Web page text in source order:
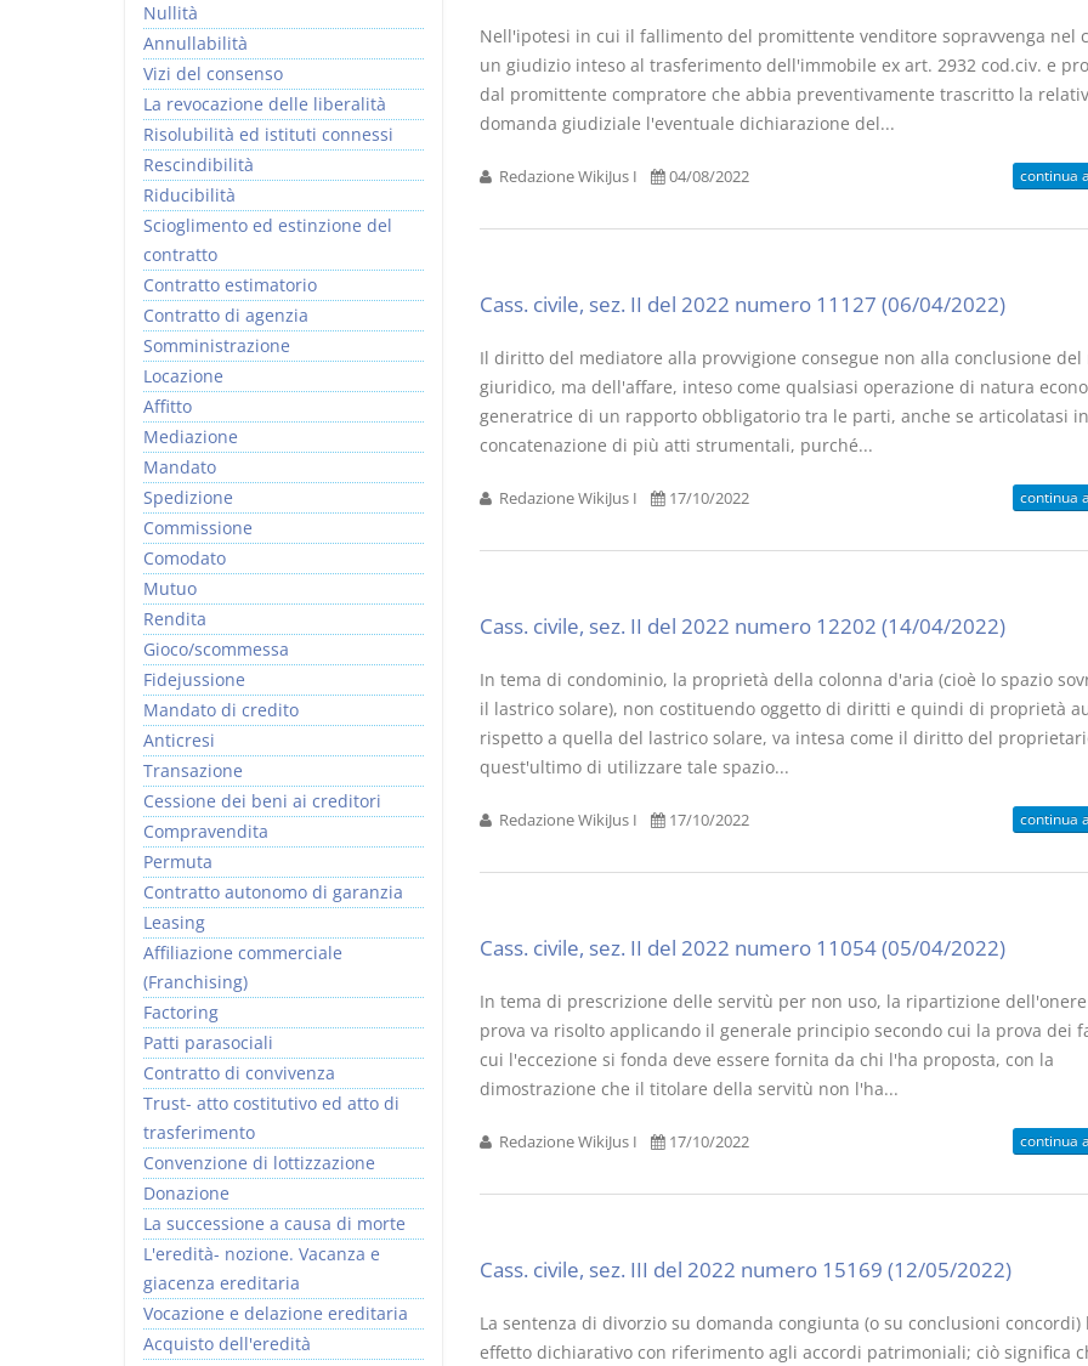
Nell'ipotesi in cui il fallimento del promittente venditore sopravvenga nel
un giudizio inteso al trasferimento dell'immobile ex art. 2932 cod.civ. e
dal promittente compratore che abbia preventivamente trascritto la
domanda giudiziale l'eventuale dichiarazione del...
Redazione WikiJus I 04/08/2022 continua
Cass. civile, sez. II del 2022 numero 11127 (06/04/2022)
Il diritto del mediatore alla provvigione consegue non alla conclusione del
giuridico, ma dell'affare, inteso come qualsiasi operazione di natura
generatrice di un rapporto obbligatorio tra le parti, anche se articolatasi
concatenazione di più atti strumentali, purché...
Redazione WikiJus I 17/10/2022 continua
Cass. civile, sez. II del 2022 numero 12202 (14/04/2022)
In tema di condominio, la proprietà della colonna d'aria (cioè lo spazio
il lastrico solare), non costituendo oggetto di diritti e quindi di proprietà
rispetto a quella del lastrico solare, va intesa come il diritto del
quest'ultimo di utilizzare tale spazio...
Redazione WikiJus I 17/10/2022 continua
Cass. civile, sez. II del 2022 numero 11054 (05/04/2022)
In tema di prescrizione delle servitù per non uso, la ripartizione
prova va risolto applicando il generale principio secondo cui la prova dei
cui l'eccezione si fonda deve essere fornita da chi l'ha proposta, con la
dimostrazione che il titolare della servitù non l'ha...
Redazione WikiJus I 17/10/2022 continua
Cass. civile, sez. III del 2022 numero 15169 (12/05/2022)
La sentenza di divorzio su domanda congiunta (o su conclusioni concordi)
effetto dichiarativo con riferimento agli accordi patrimoniali; ciò significa
Nullità
Annullabilità
Vizi del consenso
La revocazione delle liberalità
Risolubilità ed istituti connessi
Rescindibilità
Riducibilità
Scioglimento ed estinzione del
contratto
Contratto estimatorio
Contratto di agenzia
Somministrazione
Locazione
Affitto
Mediazione
Mandato
Spedizione
Commissione
Comodato
Mutuo
Rendita
Gioco/scommessa
Fidejussione
Mandato di credito
Anticresi
Transazione
Cessione dei beni ai creditori
Compravendita
Permuta
Contratto autonomo di garanzia
Leasing
Affiliazione commerciale
(Franchising)
Factoring
Patti parasociali
Contratto di convivenza
Trust- atto costitutivo ed atto di
trasferimento
Convenzione di lottizzazione
Donazione
La successione a causa di morte
L'eredità- nozione. Vacanza e
giacenza ereditaria
Vocazione e delazione ereditaria
Acquisto dell'eredità